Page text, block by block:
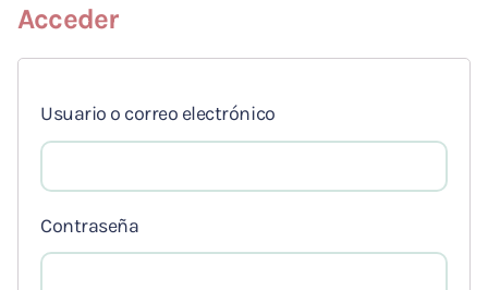
Acceder
Usuario o correo electrónico
Contraseña